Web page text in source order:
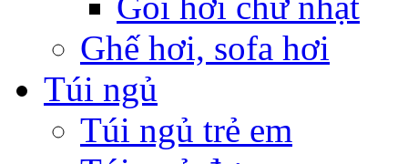
Ghế hơi, sofa hơi
Túi ngủ
Túi ngủ trẻ em